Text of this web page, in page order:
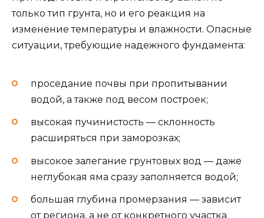
только тип грунта, но и его реакция на
изменение температуры и влажности. Опасные
ситуации, требующие надежного фундамента:
проседание почвы при пропитывании
водой, а также под весом построек;
высокая пучинистость — склонность
расширяться при заморозках;
высокое залегание грунтовых вод — даже
неглубокая яма сразу заполняется водой;
большая глубина промерзания — зависит
от региона, а не от конкретного участка.